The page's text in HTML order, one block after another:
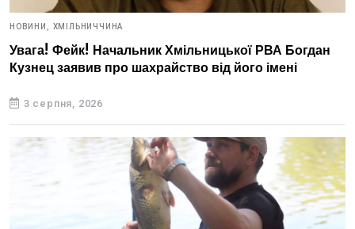
НОВИНИ, ХМІЛЬНИЧЧИНА
Увага! Фейк! Начальник Хмільницької РВА Богдан
Кузнец заявив про шахрайство від його імені
3 серпня, 2026